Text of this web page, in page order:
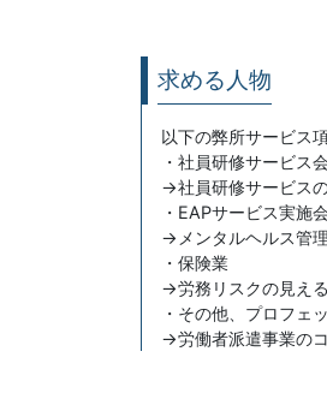
求める人物
以下の弊所サービス
・社員研修サービス
→社員研修サービス
・EAPサービス実施
→メンタルヘルス管
・保険業
→労務リスクの見え
・その他、プロフェ
→労働者派遣事業の